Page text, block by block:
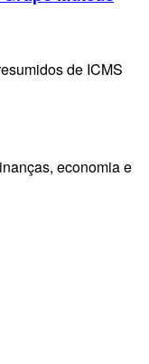
de ICMS
economia e